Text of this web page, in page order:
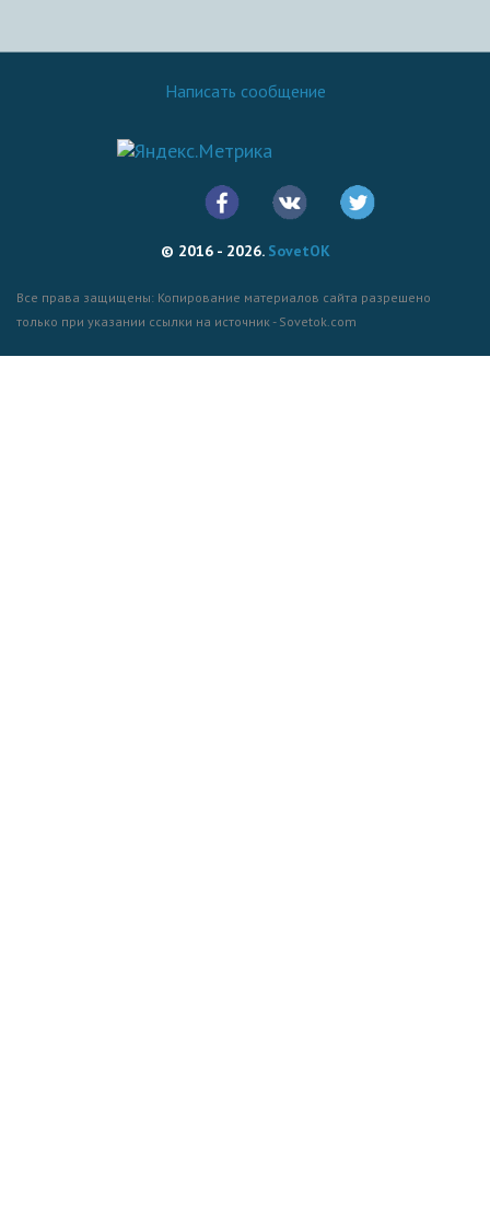
Написать сообщение
© 2016 - 2026. SovetOK
Все права защищены: Копирование материалов сайта разрешено
только при указании ссылки на источник - Sovetok.com